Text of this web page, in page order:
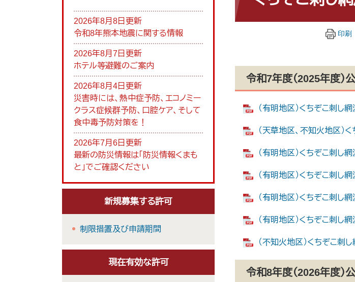
印刷
令和7年度（2025年度）
（有明地区）くちぞこ刺し
（天草地区、不知火地区）
（有明地区）くちぞこ刺し
（有明地区）くちぞこ刺し
（有明地区）くちぞこ刺し
（有明地区）くちぞこ刺し
（不知火地区）くちぞこ刺
令和8年度（2026年度）
2026年8月8日更新
令和8年熊本地震に関する情報
2026年8月7日更新
ホテル等避難のご案内
2026年8月4日更新
災害時には、熱中症予防、エコノミー
クラス症候群予防、口腔ケア、そして
食中毒予防対策を！
2026年7月6日更新
最新の防災情報は「防災情報くまも
と」でご確認ください
新規募集する許可
制限措置及び申請期間
現在有効な許可